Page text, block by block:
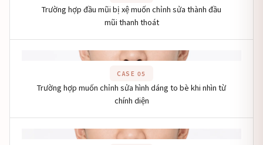
Trường hợp đầu mũi bị xệ muốn chỉnh sửa thành đầu
mũi thanh thoát
Khu vực hình ảnh
CASE 05
Trường hợp muốn chỉnh sửa hình dáng to bè khi nhìn từ
chính diện
Khu vực hình ảnh